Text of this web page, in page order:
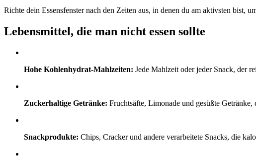
Richte dein Essensfenster nach den Zeiten aus, in denen du am aktivsten bist,
Lebensmittel, die man nicht essen sollte
Hohe Kohlenhydrat-Mahlzeiten: Jede Mahlzeit oder jeder Snack, der
Zuckerhaltige Getränke: Fruchtsäfte, Limonade und gesüßte
Snackprodukte: Chips, Cracker und andere verarbeitete Snacks, die